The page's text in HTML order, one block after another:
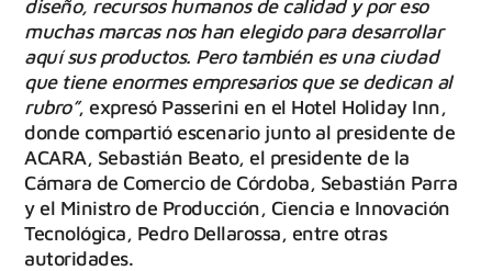
diseño, recursos humanos de calidad y por eso
muchas marcas nos han elegido para desarrollar
aquí sus productos. Pero también es una ciudad
que tiene enormes empresarios que se dedican al
rubro”, expresó Passerini en el Hotel Holiday Inn,
donde compartió escenario junto al presidente de
ACARA, Sebastián Beato, el presidente de la
Cámara de Comercio de Córdoba, Sebastián Parra
y el Ministro de Producción, Ciencia e Innovación
Tecnológica, Pedro Dellarossa, entre otras
autoridades.